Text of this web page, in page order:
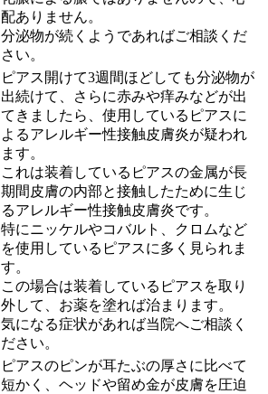
配ありません。
分泌物が続くようであればご相談くだ
さい。
ピアス開けて3週間ほどしても分泌物が
出続けて、さらに赤みや痒みなどが出
てきましたら、使用しているピアスに
よるアレルギー性接触皮膚炎が疑われ
ます。
これは装着しているピアスの金属が長
期間皮膚の内部と接触したために生じ
るアレルギー性接触皮膚炎です。
特にニッケルやコバルト、クロムなど
を使用しているピアスに多く見られま
す。
この場合は装着しているピアスを取り
外して、お薬を塗れば治まります。
気になる症状があれば当院へご相談く
ださい。
ピアスのピンが耳たぶの厚さに比べて
短かく、ヘッドや留め金が皮膚を圧迫